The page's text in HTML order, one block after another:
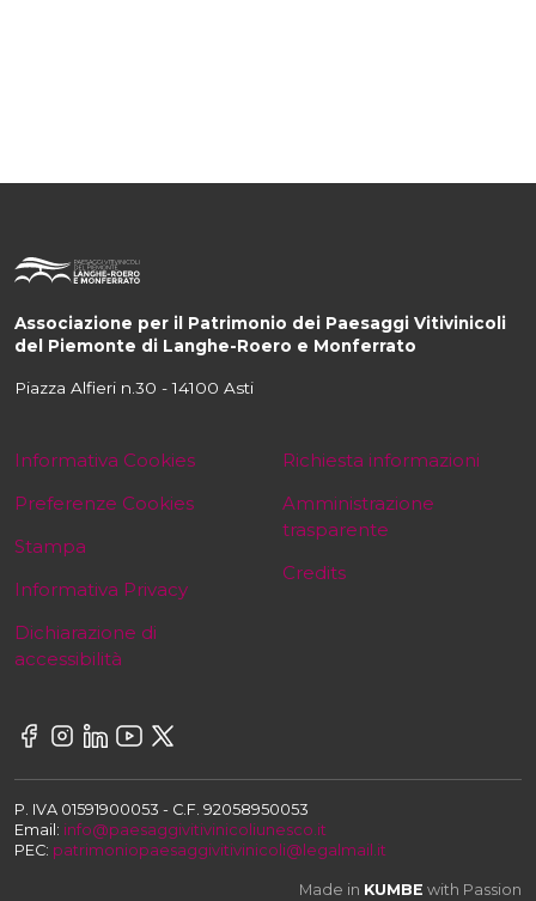
Associazione per il Patrimonio dei Paesaggi Vitivinicoli
del Piemonte di Langhe-Roero e Monferrato
Piazza Alfieri n.30 - 14100 Asti
Informativa Cookies
Preferenze Cookies
Stampa
Informativa Privacy
Dichiarazione di
accessibilità
Richiesta informazioni
Amministrazione
trasparente
Credits
P. IVA 01591900053 - C.F. 92058950053
Email: info@paesaggivitivinicoliunesco.it
PEC: patrimoniopaesaggivitivinicoli@legalmail.it
Made in KUMBE with Passion